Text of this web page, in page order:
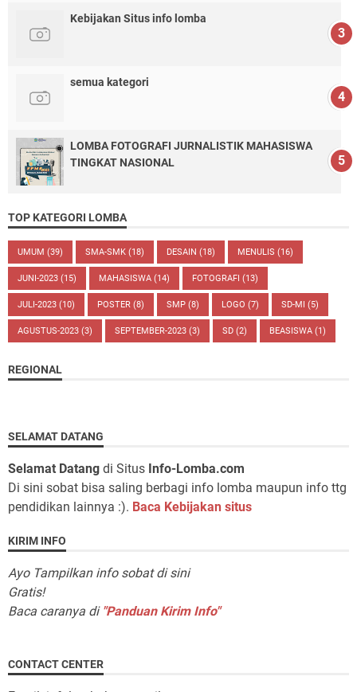
Kebijakan Situs info lomba
semua kategori
LOMBA FOTOGRAFI JURNALISTIK MAHASISWA
TINGKAT NASIONAL
TOP KATEGORI LOMBA
UMUM (39) SMA-SMK (18) DESAIN (18) MENULIS (16)
JUNI-2023 (15) MAHASISWA (14) FOTOGRAFI (13)
JULI-2023 (10) POSTER (8) SMP (8) LOGO (7) SD-MI (5)
AGUSTUS-2023 (3) SEPTEMBER-2023 (3) SD (2) BEASISWA (1)
REGIONAL
SELAMAT DATANG
Selamat Datang di Situs Info-Lomba.com
Di sini sobat bisa saling berbagi info lomba maupun info ttg
pendidikan lainnya :). Baca Kebijakan situs
KIRIM INFO
Ayo Tampilkan info sobat di sini
Gratis!
Baca caranya di "Panduan Kirim Info"
CONTACT CENTER